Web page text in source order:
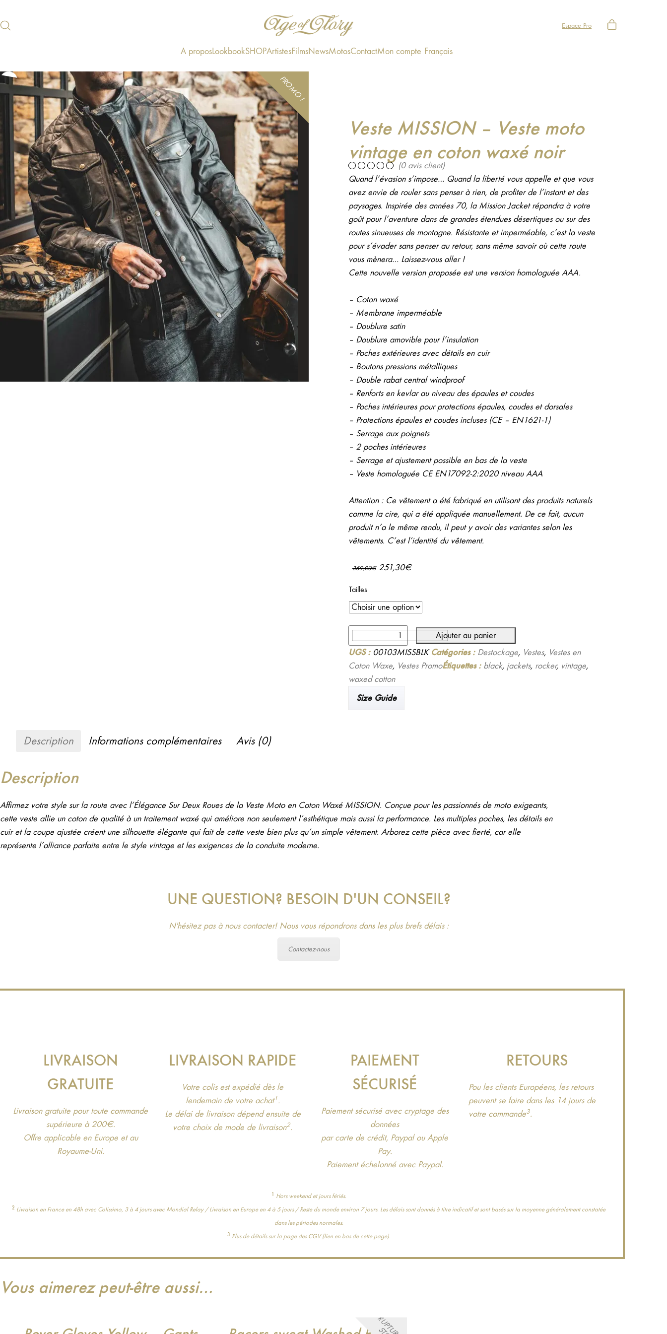
Espace Pro
A proposLookbookSHOPArtistesFilmsNewsMotosContactMon compte Français
PROMO !
Veste MISSION – Veste moto
vintage en coton waxé noir
(0avis client)
Quand l’évasion s’impose… Quand la liberté vous appelle et que vous
avez envie de rouler sans penser à rien, de profiter de l’instant et des
paysages. Inspirée des années 70, la Mission Jacket répondra à votre
goût pour l’aventure dans de grandes étendues désertiques ou sur des
routes sinueuses de montagne. Résistante et imperméable, c’est la veste
pour s’évader sans penser au retour, sans même savoir où cette route
vous mènera… Laissez-vous aller !
Cette nouvelle version proposée est une version homologuée AAA.
– Coton waxé
– Membrane imperméable
– Doublure satin
– Doublure amovible pour l’insulation
– Poches extérieures avec détails en cuir
– Boutons pressions métalliques
– Double rabat central windproof
– Renforts en kevlar au niveau des épaules et coudes
– Poches intérieures pour protections épaules, coudes et dorsales
– Protections épaules et coudes incluses (CE – EN1621-1)
– Serrage aux poignets
– 2 poches intérieures
– Serrage et ajustement possible en bas de la veste
– Veste homologuée CE EN17092-2:2020 niveau AAA
Attention : Ce vêtement a été fabriqué en utilisant des produits naturels
comme la cire, qui a été appliquée manuellement. De ce fait, aucun
produit n’a le même rendu, il peut y avoir des variantes selon les
vêtements. C’est l’identité du vêtement.
359,00€ Le
était :
251,30€Le
est :
Tailles
de
Veste
MISSION
-
Veste
Ajouter au panier
UGS : 00103MISSBLK Catégories : Destockage, Vestes, Vestes en
Coton Waxe, Vestes PromoÉtiquettes : black, jackets, rocker, vintage,
waxed cotton
Size Guide
Description Informations complémentaires Avis (0)
Description
Affirmez votre style sur la route avec l’Élégance Sur Deux Roues de la Veste Moto en Coton Waxé MISSION. Conçue pour les passionnés de moto exigeants,
cette veste allie un coton de qualité à un traitement waxé qui améliore non seulement l’esthétique mais aussi la performance. Les multiples poches, les détails en
cuir et la coupe ajustée créent une silhouette élégante qui fait de cette veste bien plus qu’un simple vêtement. Arborez cette pièce avec fierté, car elle
représente l’alliance parfaite entre le style vintage et les exigences de la conduite moderne.
UNE QUESTION? BESOIN D'UN CONSEIL?
N'hésitez pas à nous contacter! Nous vous répondrons dans les plus brefs délais :
Contactez-nous
LIVRAISON
GRATUITE
Livraison gratuite pour toute commande
supérieure à 200€.
Offre applicable en Europe et au
Royaume-Uni.
LIVRAISON RAPIDE
Votre colis est expédié dès le
lendemain de votre achat1.
Le délai de livraison dépend ensuite de
votre choix de mode de livraison2.
PAIEMENT
SÉCURISÉ
Paiement sécurisé avec cryptage des
données
par carte de crédit, Paypal ou Apple
Pay.
Paiement échelonné avec Paypal.
RETOURS
Pou les clients Européens, les retours
peuvent se faire dans les 14 jours de
votre commande3.
1 Hors weekend et jours fériés.
2 Livraison en France en 48h avec Colissimo, 3 à 4 jours avec Mondial Relay / Livraison en Europe en 4 à 5 jours / Reste du monde environ 7 jours. Les délais sont donnés à titre indicatif et sont basés sur la moyenne généralement constatée
dans les périodes normales.
3 Plus de détails sur la page des CGV (lien en bas de cette page).
Vous aimerez peut-être aussi…